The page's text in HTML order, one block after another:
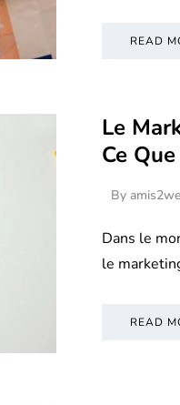
READ
Le
Ce
By
Dans le
le
READ